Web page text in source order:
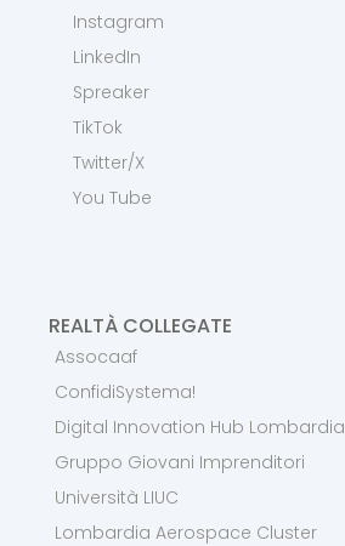
Instagram
LinkedIn
Spreaker
TikTok
Twitter/X
You Tube
REALTÀ COLLEGATE
Assocaaf
ConfidiSystema!
Digital Innovation Hub Lombardia
Gruppo Giovani Imprenditori
Università LIUC
Lombardia Aerospace Cluster